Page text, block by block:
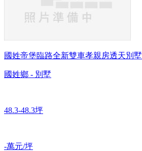
國姓帝堡臨路全新雙車孝親房透天別墅
國姓鄉 - 別墅
48.3-48.3坪
-萬元/坪